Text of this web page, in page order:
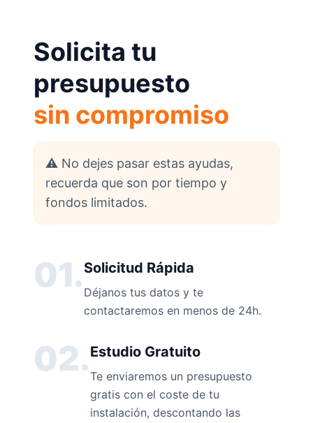
Solicita tu
presupuesto
sin compromiso
⚠️ No dejes pasar estas ayudas,
recuerda que son por tiempo y
fondos limitados.
01.Solicitud Rápida
Déjanos tus datos y te
contactaremos en menos de 24h.
02.Estudio Gratuito
Te enviaremos un presupuesto
gratis con el coste de tu
instalación, descontando las